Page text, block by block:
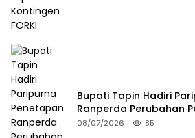
Bupati Tapin Hadiri
Ranperda Perubahan
08/07/2026 85